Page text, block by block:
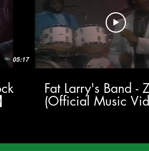
05:17
Fat Larry's Band -
(Official Music